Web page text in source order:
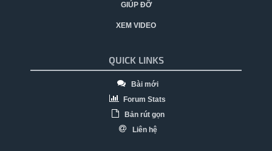
GIÚP ĐỠ
XEM VIDEO
QUICK LINKS
Bài mới
Forum Stats
Bản rút gọn
Liên hệ